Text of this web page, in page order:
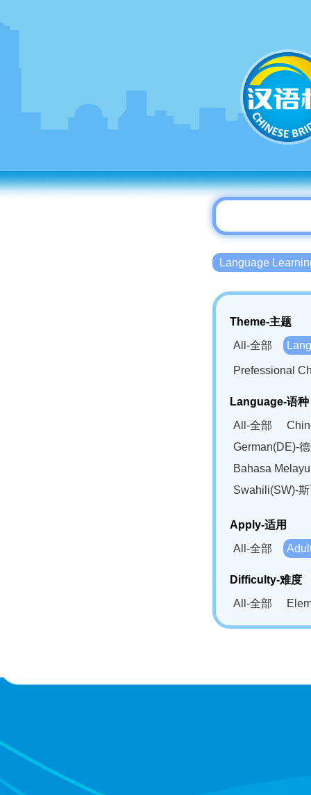
Language
Theme-主题
All-全部
Prefessional
Language-语种
All-全部
German(DE)-
Bahasa
Swahili(SW)-
Apply-适用
All-全部
Difficulty-难度
All-全部